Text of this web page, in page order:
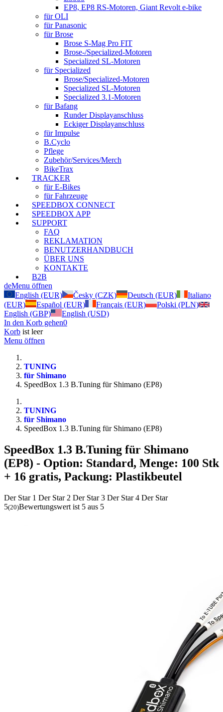
EP8, EP8 RS-Motoren, Giant Revolt e-bike
für OLI
für Panasonic
für Brose
Brose S-Mag Pro FIT
Brose-/Specialized-Motoren
Specialized SL-Motoren
für Specialized
Brose/Specialized-Motoren
Specialized SL-Motoren
Specialized 3.1-Motoren
für Bafang
Runder Displayanschluss
Eckiger Displayanschluss
für Impulse
B.Cyclo
Pflege
Zubehör/Services/Merch
BikeTrax
TRACKER
für E-Bikes
für Fahrzeuge
SPEEDBOX CONNECT
SPEEDBOX APP
SUPPORT
FAQ
REKLAMATION
BENUTZERHANDBUCH
ÜBER UNS
KONTAKTE
B2B
deMenu öffnen
English (EUR)
Česky (CZK) Deutsch (EUR)
Italiano
(EUR)
Español (EUR) Français (EUR)
Polski (PLN)
English (GBP)
English (USD)
In den Korb gehen0
Korb ist leer
Menu öffnen
TUNING
für Shimano
SpeedBox 1.3 B.Tuning für Shimano (EP8)
TUNING
für Shimano
SpeedBox 1.3 B.Tuning für Shimano (EP8)
SpeedBox 1.3 B.Tuning für Shimano
(EP8) - Option: Standard, Menge: 100 Stk
+ 16 gratis, Packung: Plastikbeutel
Der Star 1 Der Star 2 Der Star 3 Der Star 4 Der Star
5(20)Bewertungswert ist 5 aus 5